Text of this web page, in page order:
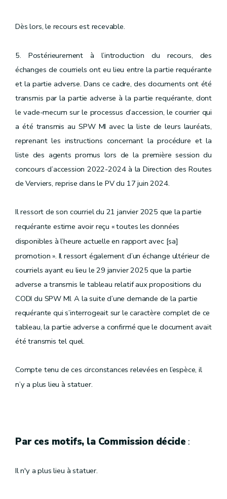
Dès lors, le recours est recevable.
5. Postérieurement à l’introduction du recours, des
échanges de courriels ont eu lieu entre la partie requérante
et la partie adverse. Dans ce cadre, des documents ont été
transmis par la partie adverse à la partie requérante, dont
le vade-mecum sur le processus d’accession, le courrier qui
a été transmis au SPW MI avec la liste de leurs lauréats,
reprenant les instructions concernant la procédure et la
liste des agents promus lors de la première session du
concours d’accession 2022-2024 à la Direction des Routes
de Verviers, reprise dans le PV du 17 juin 2024.
Il ressort de son courriel du 21 janvier 2025 que la partie
requérante estime avoir reçu « toutes les données
disponibles à l’heure actuelle en rapport avec [sa]
promotion ». Il ressort également d’un échange ultérieur de
courriels ayant eu lieu le 29 janvier 2025 que la partie
adverse a transmis le tableau relatif aux propositions du
CODI du SPW MI. A la suite d’une demande de la partie
requérante qui s’interrogeait sur le caractère complet de ce
tableau, la partie adverse a confirmé que le document avait
été transmis tel quel.
Compte tenu de ces circonstances relevées en l’espèce, il
n’y a plus lieu à statuer.
Par ces motifs, la Commission décide :
Il n'y a plus lieu à statuer.